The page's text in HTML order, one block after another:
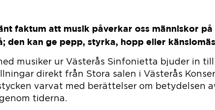
faktum att musik påverkar oss människor
den kan ge pepp, styrka, hopp eller
musiker ur Västerås Sinfonietta bjuder in
direkt från Stora salen i Västerås
varvat med berättelser om betydelsen
tiderna.